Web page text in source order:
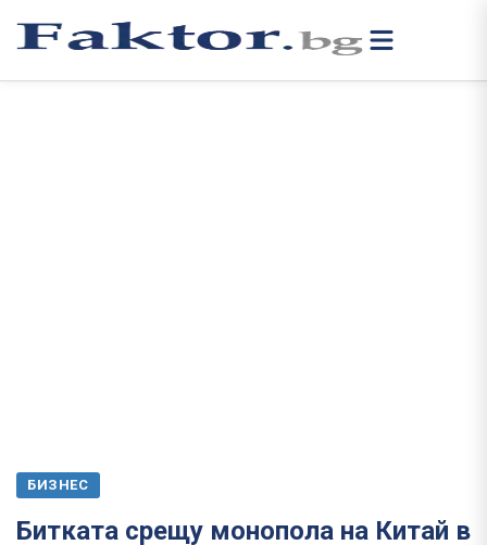
БИЗНЕС
Битката срещу монопола на Китай в